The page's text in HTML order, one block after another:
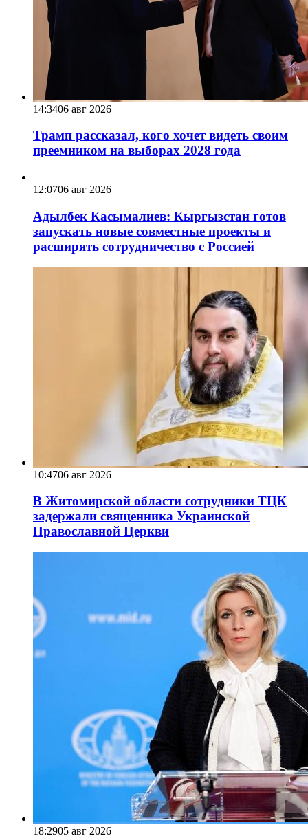
14:3406 авг 2026
Трамп рассказал, кого хочет видеть своим
преемником на выборах 2028 года
12:0706 авг 2026
Адылбек Касымалиев: Кыргызстан готов
запускать новые совместные проекты и
расширять сотрудничество с Россией
10:4706 авг 2026
В Житомирской области сотрудники ТЦК
задержали священника Украинской
Православной Церкви
18:2905 авг 2026